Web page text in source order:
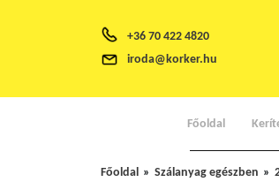
+36 70 422 4820
iroda@korker.hu
Főoldal
Főoldal Szálanyag egészben